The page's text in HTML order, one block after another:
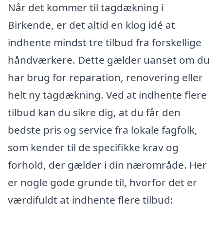
Når det kommer til tagdækning i
Birkende, er det altid en klog idé at
indhente mindst tre tilbud fra forskellige
håndværkere. Dette gælder uanset om du
har brug for reparation, renovering eller
helt ny tagdækning. Ved at indhente flere
tilbud kan du sikre dig, at du får den
bedste pris og service fra lokale fagfolk,
som kender til de specifikke krav og
forhold, der gælder i din nærområde. Her
er nogle gode grunde til, hvorfor det er
værdifuldt at indhente flere tilbud: